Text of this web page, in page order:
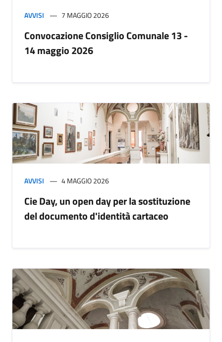
AVVISI 7 MAGGIO 2026
Convocazione Consiglio Comunale 13 -
14 maggio 2026
AVVISI 4 MAGGIO 2026
Cie Day, un open day per la sostituzione
del documento d'identità cartaceo